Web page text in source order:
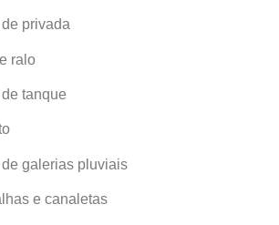
privada
ralo
tanque
galerias pluviais
e canaletas